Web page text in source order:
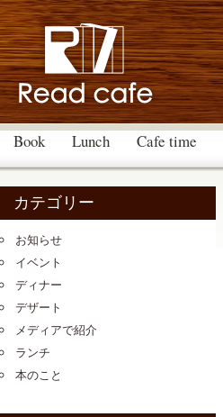
Book Lunch Cafe time
カテゴリー
お知らせ
イベント
ディナー
デザート
メディアで紹介
ランチ
本のこと